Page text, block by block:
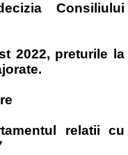
Consiliului
2022, preturile la
relatii cu